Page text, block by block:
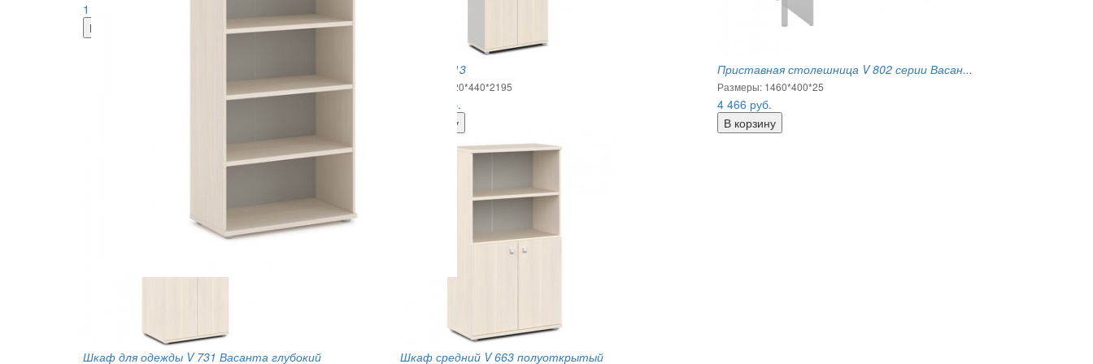
1 724
Шкаф V 613
Размеры: 820*440*2195
руб.
Приставная столешница V 802 серии Васан...
Размеры: 1460*400*25
4 466 руб.
Шкаф для одежды V 731 Васанта глубокий Шкаф средний V 663 полуоткрытый